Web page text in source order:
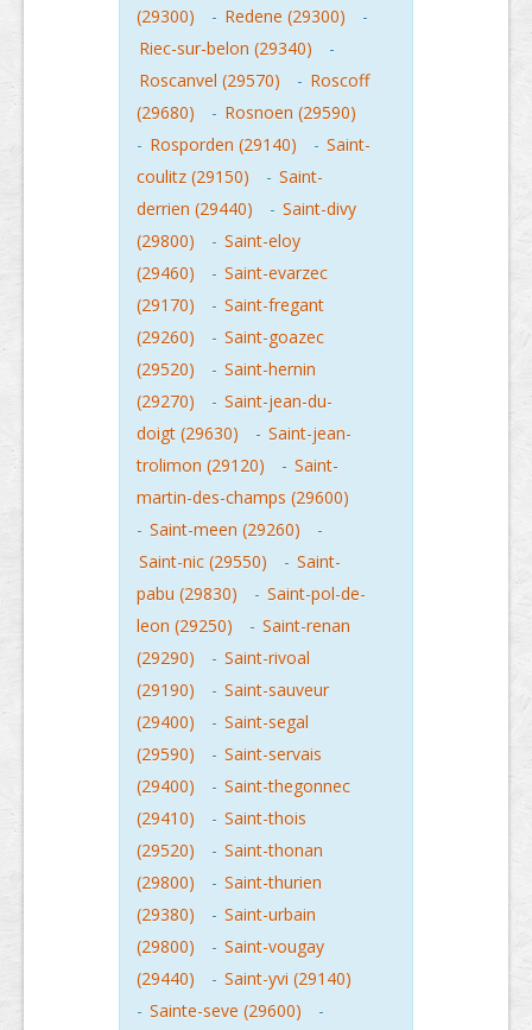
(29300)
- Redene (29300)
-
Riec-sur-belon (29340)
-
Roscanvel (29570)
- Roscoff
(29680)
- Rosnoen (29590)
- Rosporden (29140) - Saint-
coulitz (29150)
- Saint-
derrien (29440)
- Saint-divy
(29800)
- Saint-eloy
(29460)
- Saint-evarzec
(29170)
- Saint-fregant
(29260)
- Saint-goazec
(29520)
- Saint-hernin
(29270)
- Saint-jean-du-
doigt (29630)
- Saint-jean-
trolimon (29120)
- Saint-
martin-des-champs (29600)
- Saint-meen (29260)
-
Saint-nic (29550)
- Saint-
pabu (29830)
- Saint-pol-de-
leon (29250)
- Saint-renan
(29290)
- Saint-rivoal
(29190)
- Saint-sauveur
(29400)
- Saint-segal
(29590)
- Saint-servais
(29400)
- Saint-thegonnec
(29410)
- Saint-thois
(29520)
- Saint-thonan
(29800)
- Saint-thurien
(29380)
- Saint-urbain
(29800)
- Saint-vougay
(29440)
- Saint-yvi (29140)
- Sainte-seve (29600)
-